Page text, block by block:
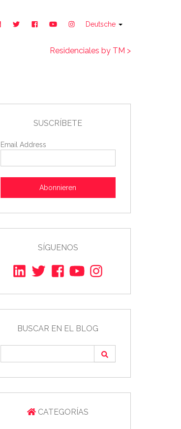
Deutsche
Residenciales by TM >
SUSCRÍBETE
Email Address
Abonnieren
SÍGUENOS
BUSCAR EN EL BLOG
CATEGORÍAS